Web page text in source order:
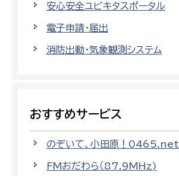
安心安全ユビキタスポータル
電子申請・届出
消防出動・気象観測システム
おすすめサービス
のぞいて、小田原！0465.net
FMおだわら（87.9MHz)